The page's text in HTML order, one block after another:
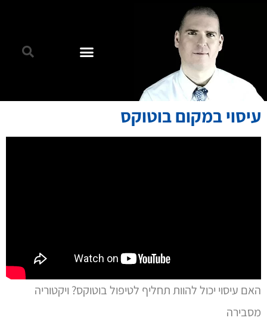
עיסוי במקום בוטוקס
האם עיסוי יכול להוות תחליף לטיפול בוטוקס? ויקטוריה
מסבירה